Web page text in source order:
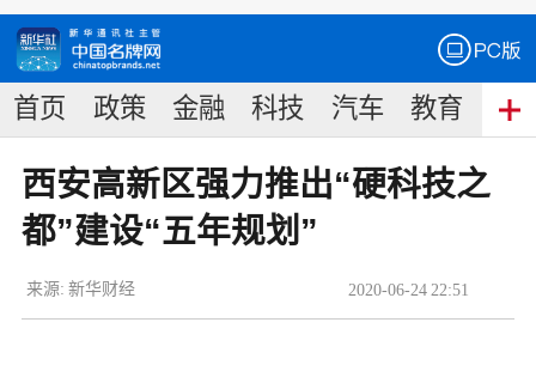
首页 政策 金融 科技 汽车 教育 食
西安高新区强力推出“硬科技之
都”建设“五年规划”
2020-06-24 22:51
来源: 新华财经